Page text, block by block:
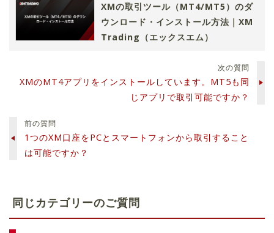
XMの取引ツール（MT4/MT5）のダ
ウンロード・インストール方法｜XM
Trading（エックスエム）
前の質問
1つのXM口座をPCとスマートフォンから取引すること
は可能ですか？
次の質問
XMのMT4アプリをインストールしています。MT5も同
じアプリで取引可能ですか？
同じカテゴリーのご質問